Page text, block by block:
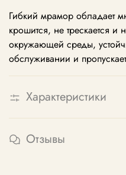
Гибкий мрамор обладает
крошится, не трескается и
окружающей среды,
обслуживании и
Характеристики
Отзывы